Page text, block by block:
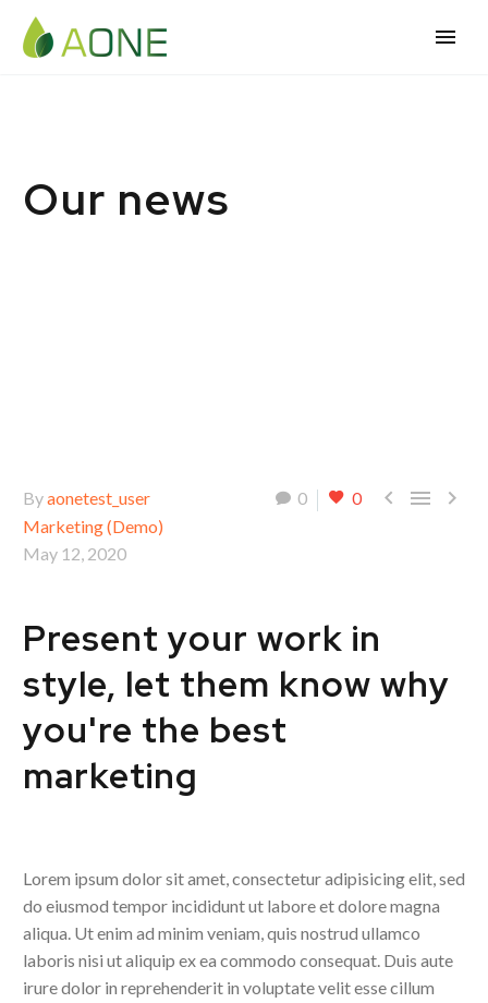
Our news
0 0   
Byaonetest_user
Marketing (Demo)
May 12, 2020
Present your work in
style, let them know why
you're the best
marketing
Lorem ipsum dolor sit amet, consectetur adipisicing elit, sed
do eiusmod tempor incididunt ut labore et dolore magna
aliqua. Ut enim ad minim veniam, quis nostrud ullamco
laboris nisi ut aliquip ex ea commodo consequat. Duis aute
irure dolor in reprehenderit in voluptate velit esse cillum